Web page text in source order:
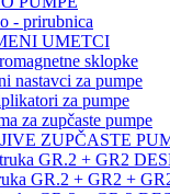
- prirubnica
UMETCI
sklopke
nastavci za pumpe
za pumpe
za zupčaste pumpe
ZUPČASTE
GR.2 + GR2
GR.2 + GR2 +